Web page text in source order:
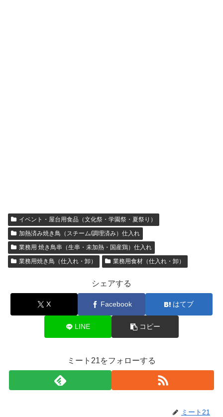
イベント・屋台用食品（文化祭・学園祭・夏祭り）
加熱済み焼き鳥（スチーム/調理済み）仕入れ
業務用 焼き鳥串（生串・未加熱・国産鶏）仕入れ
業務用焼き鳥（仕入れ・卸）
業務用食材（仕入れ・卸）
シェアする
X Facebook はてブ
LINE コピー
ミート21をフォローする
ミート21